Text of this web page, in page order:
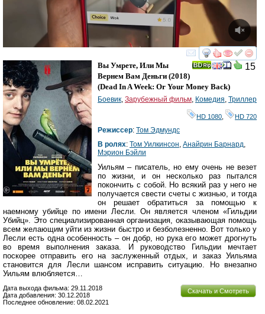
смотреть
15
Вы Умрете, Или Мы
Вернем Вам Деньги (2018)
(Dead In A Week: Or Your Money Back)
Боевик, Зарубежный фильм, Комедия, Триллер
HD 1080 HD 720
Режиссер: Том Эдмундс
В ролях: Том Уилкинсон, Анайрин Барнард,
Мэрион Бэйли
Уильям – писатель, но ему очень не везет
по жизни, и он несколько раз пытался
покончить с собой. Но всякий раз у него не
получается свести счеты с жизнью, и тогда
он решает обратиться за помощью к
наемному убийце по имени Лесли. Он является членом «Гильдии
Убийц». Это специализированная организация, оказывающая помощь
всем желающим уйти из жизни быстро и безболезненно. Вот только у
Лесли есть одна особенность – он добр, но рука его может дрогнуть
во время выполнения заказа. И руководство Гильдии мечтает
поскорее отправить его на заслуженный отдых, и заказ Уильяма
становится для Лесли шансом исправить ситуацию. Но внезапно
Уильям влюбляется…
Скачать и Смотреть
Дата выхода фильма: 29.11.2018
Дата добавления: 30.12.2018
Последнее обновление: 08.02.2021